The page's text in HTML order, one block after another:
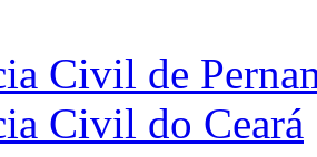
Civil de
Civil do Ceará